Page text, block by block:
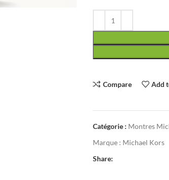
Compare Add
Catégorie : Montres
Marque : Michael Kors
Share: